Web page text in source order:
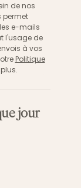
de nos
permet
e-mails
l'usage de
à vos
Politique
jour